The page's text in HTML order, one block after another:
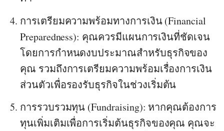
การเตรียมความพร้อมทางการเงิน (Financial
Preparedness): คุณควรมีแผนการเงินที่ชัดเจน
โดยการกำหนดงบประมาณสำหรับธุรกิจของ
คุณ รวมถึงการเตรียมความพร้อมเรื่องการเงิน
ส่วนตัวเพื่อรองรับธุรกิจในช่วงเริ่มต้น
การรวบรวมทุน (Fundraising): หากคุณต้องการ
ทุนเพิ่มเติมเพื่อการเริ่มต้นธุรกิจของคุณ คุณจะ